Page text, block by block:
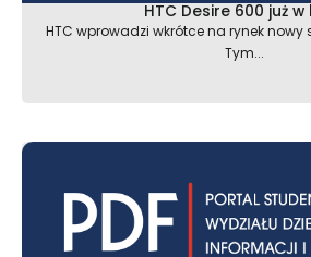
HTC Desire 600 już w
HTC wprowadzi wkrótce na rynek nowy
Tym...